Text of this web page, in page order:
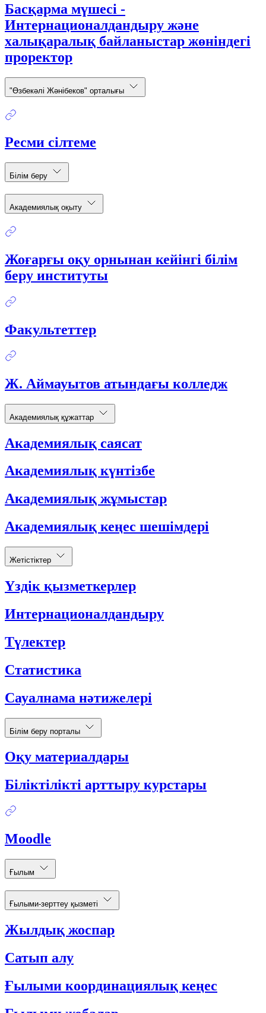
Басқарма мүшесі -
Интернационалдандыру және
халықаралық байланыстар жөніндегі
проректор
"Өзбекәлі Жәнібеков" орталығы
Ресми сілтеме
Білім беру
Академиялық оқыту
Жоғарғы оқу орнынан кейінгі білім
беру институты
Факультеттер
Ж. Аймауытов атындағы колледж
Академиялық құжаттар
Академиялық саясат
Академиялық күнтізбе
Академиялық жұмыстар
Академиялық кеңес шешімдері
Жетістіктер
Үздік қызметкерлер
Интернационалдандыру
Түлектер
Статистика
Сауалнама нәтижелері
Білім беру порталы
Оқу материалдары
Біліктілікті арттыру курстары
Moodle
Ғылым
Ғылыми-зерттеу қызметі
Жылдық жоспар
Сатып алу
Ғылыми координациялық кеңес